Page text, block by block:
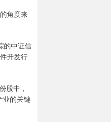
角度来
的中证信
开发行
股中，
业的关键